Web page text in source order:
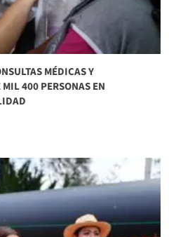
MÉDICAS Y
400 PERSONAS EN